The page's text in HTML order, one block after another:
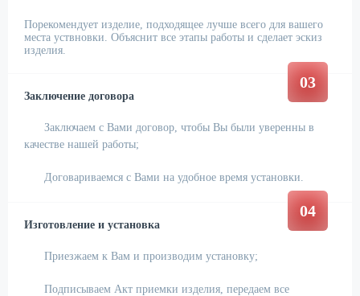
Порекомендует изделие, подходящее лучше всего для вашего
места уствновки. Объяснит все этапы работы и сделает эскиз
изделия.
03
Заключение договора
Заключаем с Вами договор, чтобы Вы были уверенны в
качестве нашей работы;
Договариваемся с Вами на удобное время установки.
04
Изготовление и установка
Приезжаем к Вам и производим установку;
Подписываем Акт приемки изделия, передаем все